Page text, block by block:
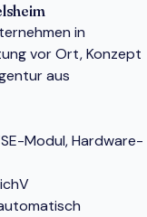
in
vor Ort, Konzept
aus
Modul, Hardware-